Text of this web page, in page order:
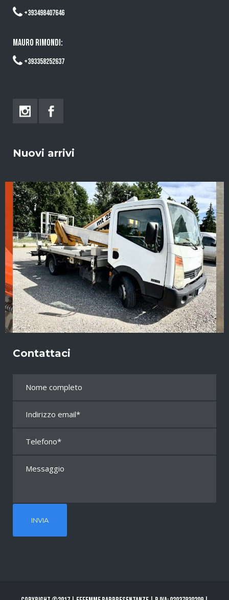
+393498407646
MAURO RIMONDI:
+393358252637
Nuovi arrivi
Contattaci